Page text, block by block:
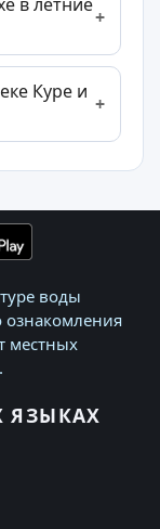
Куре и
воды
ознакомления
местных
ЯЗЫКАХ